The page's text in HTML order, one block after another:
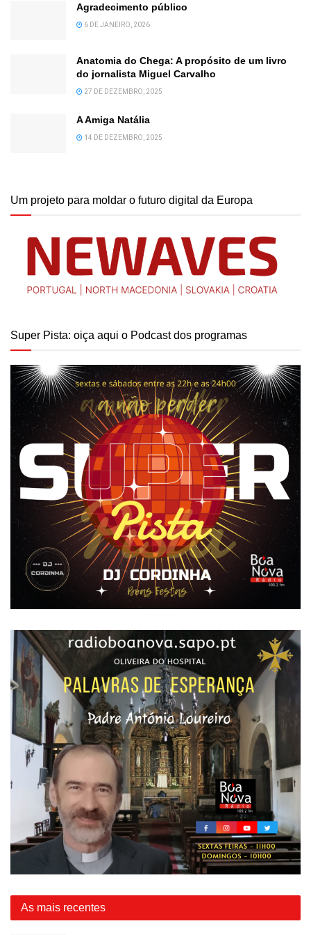
Agradecimento público
6 DE JANEIRO, 2026
Anatomia do Chega: A propósito de um livro
do jornalista Miguel Carvalho
27 DE DEZEMBRO, 2025
A Amiga Natália
14 DE DEZEMBRO, 2025
Um projeto para moldar o futuro digital da Europa
Super Pista: oiça aqui o Podcast dos programas
As mais recentes